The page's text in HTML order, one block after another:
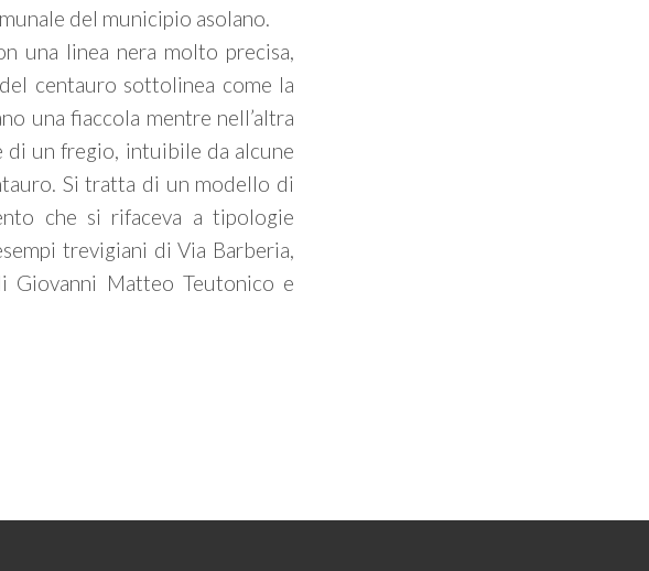
del municipio asolano.
una linea nera molto precisa,
centauro sottolinea come la
una fiaccola mentre nell’altra
di un fregio, intuibile da alcune
Si tratta di un modello di
che si rifaceva a tipologie
trevigiani di Via Barberia,
Giovanni Matteo Teutonico e